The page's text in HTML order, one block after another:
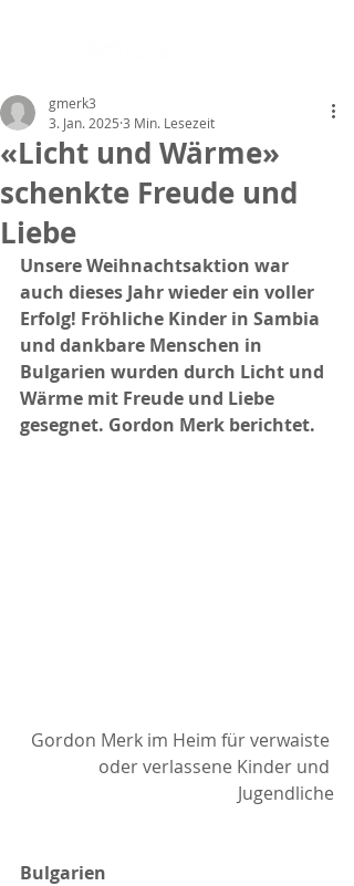
«Licht und Wärme»
schenkte Freude und
Liebe
gmerk3
3. Jan. 2025 3 Min. Lesezeit
Unsere Weihnachtsaktion war
auch dieses Jahr wieder ein voller
Erfolg! Fröhliche Kinder in Sambia
und dankbare Menschen in
Bulgarien wurden durch Licht und
Wärme mit Freude und Liebe
gesegnet. Gordon Merk berichtet.
Gordon Merk im Heim für verwaiste
oder verlassene Kinder und
Jugendliche
Bulgarien